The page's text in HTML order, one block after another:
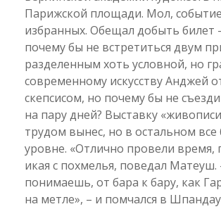
Парижской площади. Мол,
избранных. Обещал добыть билет
почему бы не встретиться двум
разделенным хоть условной, но
современному искусству Анджей
скепсисом, но почему бы не
на пару дней? Выставку
трудом вынес, но в остальном все
уровне. «Отлично провели время,
икая с похмелья, поведал Матеуш.
понимаешь, от бара к бару, как
на метле», – и помчался в